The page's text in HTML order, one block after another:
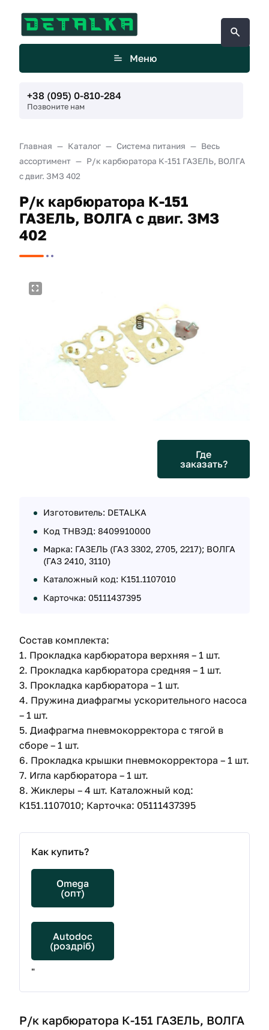
Меню
+38 (095) 0-810-284
Позвоните нам
Главная Каталог Система питания
Весь
ассортимент
Р/к карбюратора К-151 ГАЗЕЛЬ, ВОЛГА
с двиг. ЗМЗ 402
Р/к карбюратора К-151
ГАЗЕЛЬ, ВОЛГА с двиг. ЗМЗ
402
Где
заказать?
Изготовитель: DETALKA
Код ТНВЭД: 8409910000
Марка: ГАЗЕЛЬ (ГАЗ 3302, 2705, 2217); ВОЛГА
(ГАЗ 2410, 3110)
Каталожный код: К151.1107010
Карточка: 05111437395
Состав комплекта:
1. Прокладка карбюратора верхняя – 1 шт.
2. Прокладка карбюратора средняя – 1 шт.
3. Прокладка карбюратора – 1 шт.
4. Пружина диафрагмы ускорительного насоса
– 1 шт.
5. Диафрагма пневмокорректора с тягой в
сборе – 1 шт.
6. Прокладка крышки пневмокорректора – 1 шт.
7. Игла карбюратора – 1 шт.
8. Жиклеры – 4 шт. Каталожный код:
К151.1107010; Карточка: 05111437395
Как купить?
Omega
(опт)
Autodoc
(роздріб)
"
Р/к карбюратора К-151 ГАЗЕЛЬ, ВОЛГА